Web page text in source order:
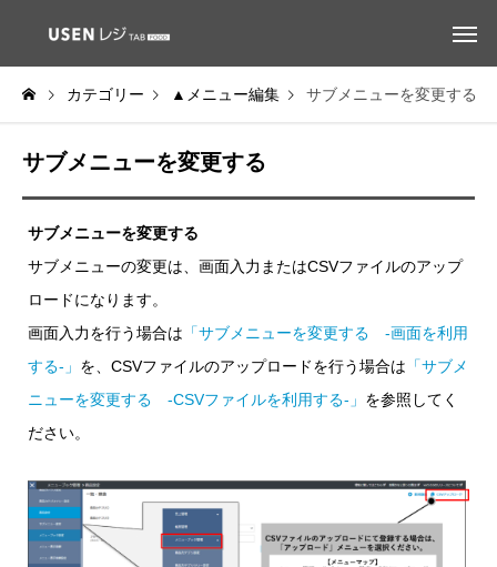
カテゴリー ▲メニュー編集 サブメニューを変更する
サブメニューを変更する
サブメニューを変更する
サブメニューの変更は、画面入力またはCSVファイルのアップ
ロードになります。
画面入力を行う場合は 「サブメニューを変更する -画面を利用
する-」 を、CSVファイルのアップロードを行う場合は 「サブメ
ニューを変更する -CSVファイルを利用する-」 を参照してく
ださい。